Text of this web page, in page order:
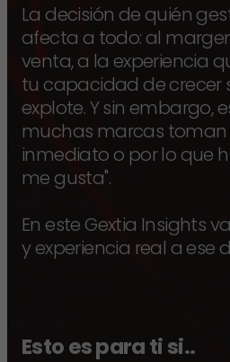
La decisión de quién
afecta a todo: al
venta, a la experiencia
tu capacidad de crecer
explote. Y sin embargo,
muchas marcas toman
inmediato o por lo que
me gusta".
En este Gextia Insights
y experiencia real a ese
Esto es para ti si..